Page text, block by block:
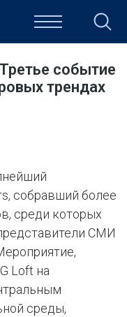
КУЛЬТУРА
событие
трендах
собравший более
среди которых
СМИ
Loft на
среды,